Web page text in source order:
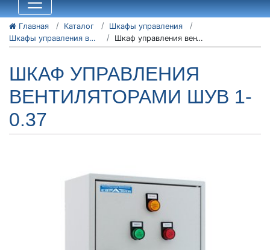
Главная Каталог
Шкафы управления
Шкафы управления вентиляторами ШУВ
Шкаф управления вентиляторами ШУВ 1-0.37
ШКАФ УПРАВЛЕНИЯ
ВЕНТИЛЯТОРАМИ ШУВ 1-
0.37